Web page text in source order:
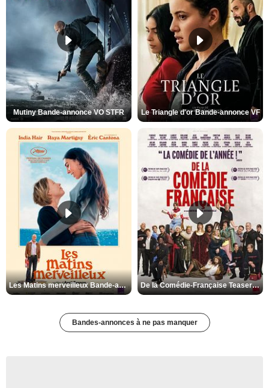
Mutiny Bande-annonce VO STFR Le Triangle d'or Bande-annonce VF
Les Matins merveilleux Bande-annonce VF De la Comédie-Française Teaser VF
Bandes-annonces à ne pas manquer